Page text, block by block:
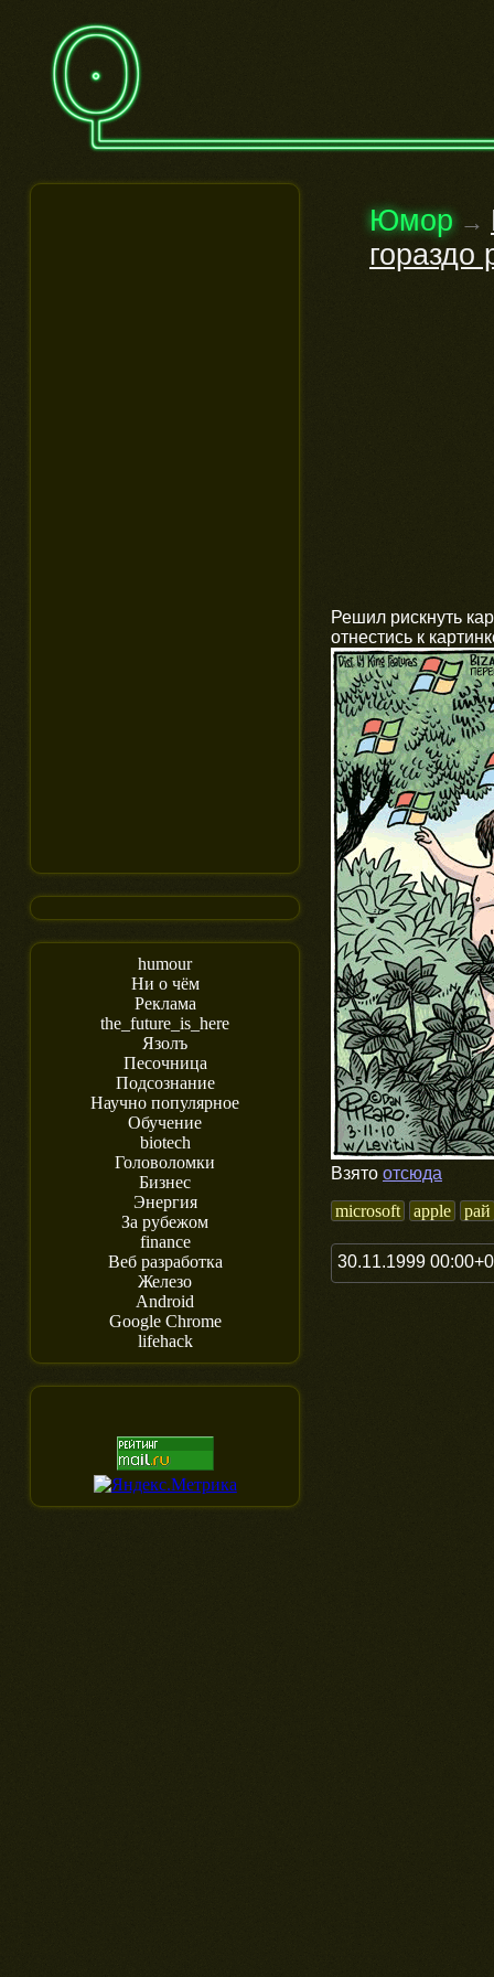
humour
Ни о чём
Реклама
the_future_is_here
Язолъ
Песочница
Подсознание
Научно популярное
Обучение
biotech
Головоломки
Бизнес
Энергия
За рубежом
finance
Веб разработка
Железо
Android
Google Chrome
lifehack
Юмор →
Решил рискнуть
отнестись к
Взято отсюда
microsoft
apple рай
30.11.1999